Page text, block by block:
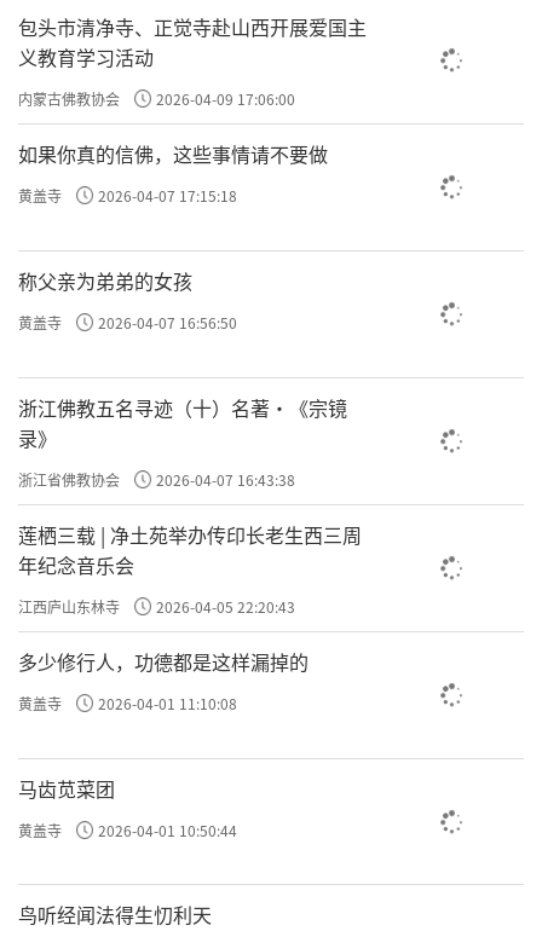
包头市清净寺、正觉寺赴山西开展爱国主
义教育学习活动
内蒙古佛教协会 2026-04-09 17:06:00
如果你真的信佛，这些事情请不要做
黄盖寺 2026-04-07 17:15:18
称父亲为弟弟的女孩
黄盖寺 2026-04-07 16:56:50
浙江佛教五名寻迹（十）名著·《宗镜
录》
浙江省佛教协会 2026-04-07 16:43:38
莲栖三载 | 净土苑举办传印长老生西三周
年纪念音乐会
江西庐山东林寺 2026-04-05 22:20:43
多少修行人，功德都是这样漏掉的
黄盖寺 2026-04-01 11:10:08
马齿苋菜团
黄盖寺 2026-04-01 10:50:44
鸟听经闻法得生忉利天